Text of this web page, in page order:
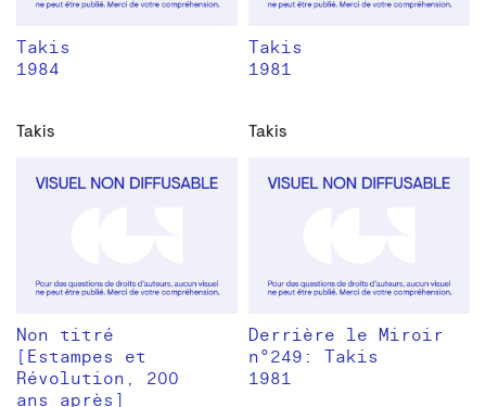
Takis
1984
Takis
1981
Takis
Non titré
[Estampes et
Révolution, 200
ans après]
Takis
Derrière le Miroir
n°249: Takis
1981